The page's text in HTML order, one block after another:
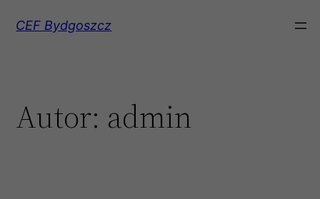
CEF Bydgoszcz
Autor: admin